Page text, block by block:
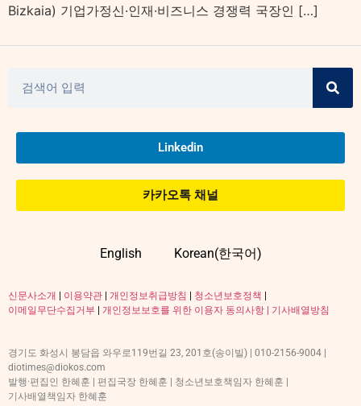
Bizkaia) 기업가정신·인재·비즈니스 경쟁력 국장인 […]
Linkedin
카카오톡 채널
English Korean(한국어)
신문사소개 이용약관 개인정보취급방침 청소년보호정책
이메일무단수집거부
개인정보보호를 위한 이용자 동의사항 | 기사배열방침
경기도 화성시 봉담읍 와우로119번길 23, 201호(송이빌) | 010-2156-9004 |
diotimes@diokos.com
발행·편집인 한혜훈 | 편집국장 한혜훈 | 청소년보호책임자 한혜훈 |
기사배열책임자 한혜훈